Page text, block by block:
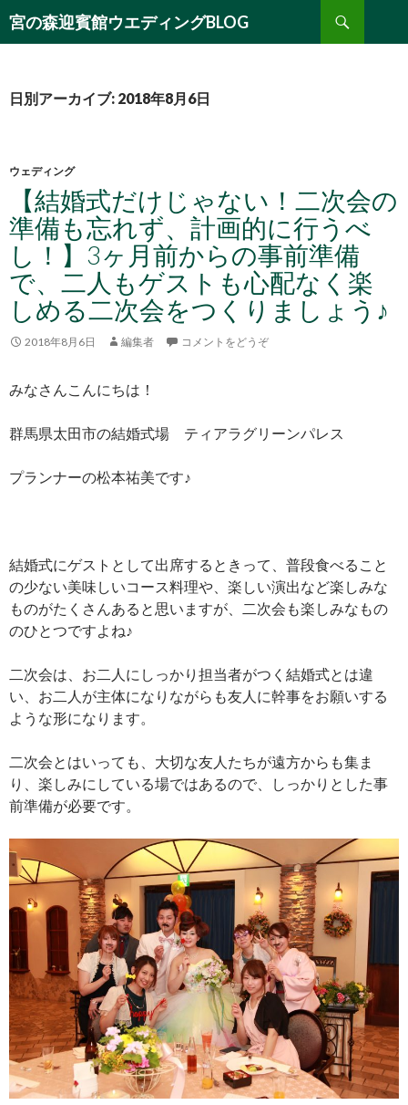
宮の森迎賓館ウエディングBLOG
検
索
ン
動
日別アーカイブ: 2018年8月6日
ウェディング
【結婚式だけじゃない！二次会の
準備も忘れず、計画的に行うべ
し！】3ヶ月前からの事前準備
で、二人もゲストも心配なく楽
しめる二次会をつくりましょう♪
2018年8月6日 編集者 コメントをどうぞ
みなさんこんにちは！
群馬県太田市の結婚式場 ティアラグリーンパレス
プランナーの松本祐美です♪
結婚式にゲストとして出席するときって、普段食べること
の少ない美味しいコース料理や、楽しい演出など楽しみな
ものがたくさんあると思いますが、二次会も楽しみなもの
のひとつですよね♪
二次会は、お二人にしっかり担当者がつく結婚式とは違
い、お二人が主体になりながらも友人に幹事をお願いする
ような形になります。
二次会とはいっても、大切な友人たちが遠方からも集ま
り、楽しみにしている場ではあるので、しっかりとした事
前準備が必要です。